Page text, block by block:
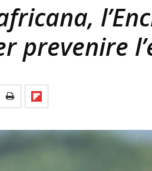
prevenire